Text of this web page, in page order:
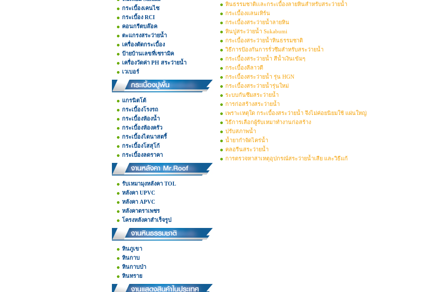
กระเบื้องเคนไซ
กระเบื้อง RCI
คอนกรีตบล๊อค
ตะแกรงสระว่ายน้ำ
เครื่องตัดกระเบื้อง
ป้ายบ้านเลขที่เซรามิค
เครื่องวัดค่า PH สระว่ายน้ำ
เวเบอร์
แกรนิตโต้
กระเบื้องโรงรถ
กระเบื้องห้องน้ำ
กระเบื้องห้องครัว
กระเบื้องไดนาสตรี้
กระเบื้องโสสุโก้
กระเบื้องลดราคา
รับเหมามุงหลังคา TOL
หลังคา UPVC
หลังคา APVC
หลังคาตราเพชร
โครงหลังคาสำเร็จรูป
หินภูเขา
หินกาบ
หินกาบป่า
หินทราย
หินธรรมชาติเเละกระเบื้องลายหินสำหรับสระว่ายน้ำ
กระเบื้องแลนเทิร์น
กระเบื้องสระว่ายน้ำลายหิน
หินปูสระว่ายน้ำ Sukabumi
กระเบื้องสระว่ายน้ำหินธรรมชาติ
วิธีการป้องกันการรั่วซึมสำหรับสระว่ายน้ำ
กระเบื้องสระว่ายน้ำ สีน้ำเงินเข้มๆ
กระเบื้องลีลาวดี
กระเบื้องสระว่ายน้ำ รุ่น HGN
กระเบื้องสระว่ายน้ำรุ่นใหม่
ระบบกันซึมสระว่ายน้ำ
การก่อสร้างสระว่ายน้ำ
เพราะเหตุใด กระเบื้องสระว่ายน้ำ จึงไม่ค่อยนิยมใช้ แผ่นใหญ่
วิธีการเลือกผู้รับเหมาทำงานก่อสร้าง
ปรับสภาพน้ำ
น้ำยากำจัดไคร่น้ำ
คลอรีนสระว่ายน้ำ
การตรวจหาสาเหตุอุปกรณ์สระว่ายน้ำเสีย และวิธีแก้